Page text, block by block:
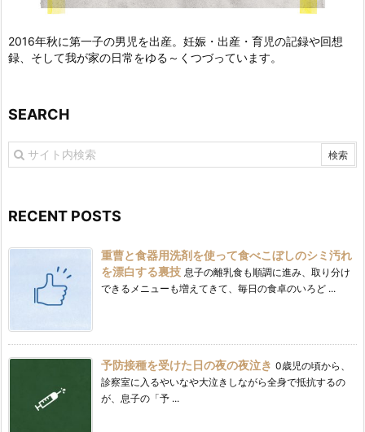
2016年秋に第一子の男児を出産。妊娠・出産・育児の記録や回想
録、そして我が家の日常をゆる～くつづっています。
SEARCH
RECENT POSTS
重曹と食器用洗剤を使って食べこぼしのシミ汚れ
を漂白する裏技 息子の離乳食も順調に進み、取り分け
できるメニューも増えてきて、毎日の食卓のいろど ...
予防接種を受けた日の夜の夜泣き 0歳児の頃から、
診察室に入るやいなや大泣きしながら全身で抵抗するの
が、息子の「予 ...